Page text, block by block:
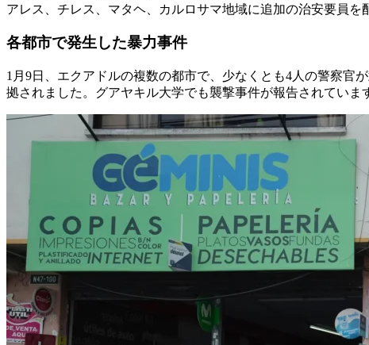
アレス、チレス、マタヘ、カルロサマ地域に追加の治安要員を
各都市で発生した暴力事件
1月9日、エクアドルの複数の都市で、少なくとも4人の警察官
拠されました。グアヤキル大学でも襲撃事件が報告されてい